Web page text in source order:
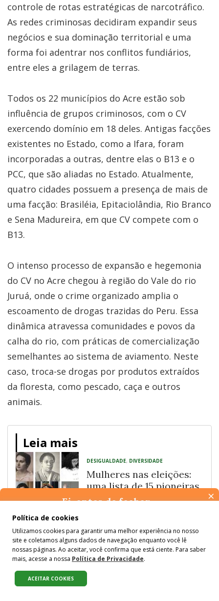
controle de rotas estratégicas de narcotráfico.
As redes criminosas decidiram expandir seus
negócios e sua dominação territorial e uma
forma foi adentrar nos conflitos fundiários,
entre eles a grilagem de terras.
Todos os 22 municípios do Acre estão sob
influência de grupos criminosos, com o CV
exercendo domínio em 18 deles. Antigas facções
existentes no Estado, como a Ifara, foram
incorporadas a outras, dentre elas o B13 e o
PCC, que são aliadas no Estado. Atualmente,
quatro cidades possuem a presença de mais de
uma facção: Brasiléia, Epitaciolândia, Rio Branco
e Sena Madureira, em que CV compete com o
B13.
O intenso processo de expansão e hegemonia
do CV no Acre chegou à região do Vale do rio
Juruá, onde o crime organizado amplia o
escoamento de drogas trazidas do Peru. Essa
dinâmica atravessa comunidades e povos da
calha do rio, com práticas de comercialização
semelhantes ao sistema de aviamento. Neste
caso, troca-se drogas por produtos extraídos
da floresta, como pescado, caça e outros
animais.
Leia mais
DESIGUALDADE, DIVERSIDADE
Mulheres nas eleições:
uma lista de 15 pioneiras
da batalha nas urnas
Indígenas cobram STF
por julgamento do
marco temporal no
plenário presencial
Compartilhe:
Política de cookies
Utilizamos cookies para garantir uma melhor experiência no nosso
site e coletamos alguns dados de navegação enquanto você lê
nossas páginas. Ao aceitar, você confirma que está ciente. Para saber
mais, acesse a nossa Política de Privacidade.
ACEITAR COOKIES
×
Ei, antes de fechar…
Pense na importância de manter-se informado(a). Quer ter
colunistas e reportagens especiais? Receba a nossa newsletter.
É de graça :)